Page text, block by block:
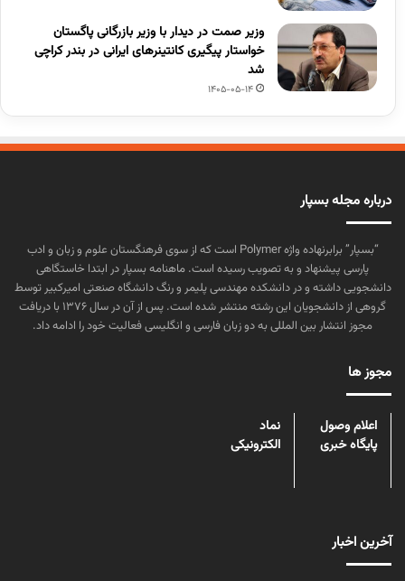
وزیر صمت در دیدار با وزیر بازرگانی پاگستان
خواستار پیگیری کانتینرهای ایرانی در بندر کراچی
شد
1405-05-14
درباره مجله بسپار
“بسپار” برابرنهاده واژه Polymer است که از سوی فرهنگستان علوم و زبان و ادب
پارسی پیشنهاد و به تصویب رسیده است. ماهنامه بسپار در ابتدا خاستگاهی
دانشجویی داشته و در دانشکده مهندسی پلیمر و رنگ دانشگاه صنعتی امیرکبیر توسط
گروهی از دانشجویان این رشته منتشر شده است. پس از آن در سال ۱۳۷۶ با دریافت
مجوز انتشار بین المللی به دو زبان فارسی و انگلیسی فعالیت خود را ادامه داد.
مجوز ها
اعلام وصول
پایگاه خبری
نماد
الکترونیکی
آخرین اخبار